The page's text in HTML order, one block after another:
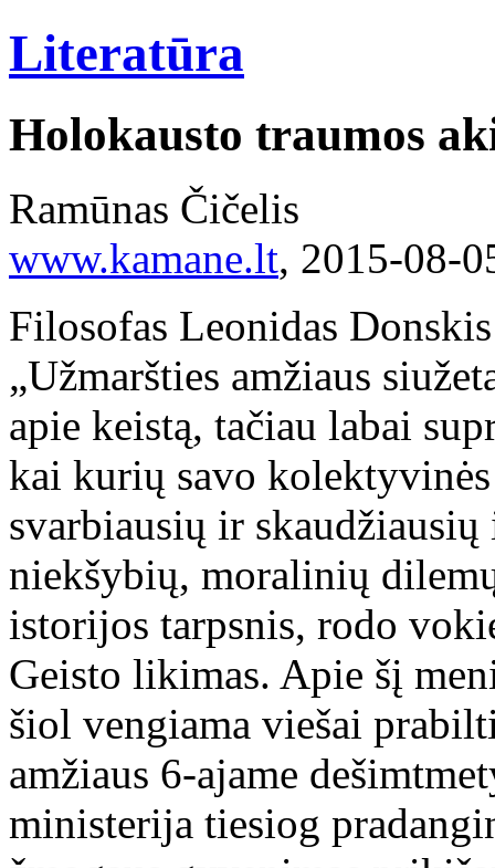
Literatūra
Holokausto traumos
Ramūnas Čičelis
www.kamane.lt, 2015-08-
Filosofas Leonidas
„Užmaršties amžiaus
apie keistą, tačiau labai
kai kurių savo
svarbiausių ir
niekšybių, moralinių
istorijos tarpsnis, rodo
Geisto likimas. Apie šį
šiol vengiama viešai
amžiaus 6-ajame
ministerija tiesiog